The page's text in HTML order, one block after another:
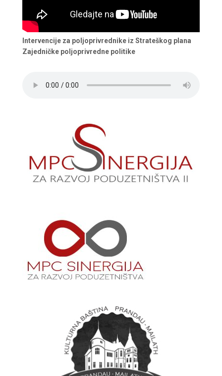
Intervencije za poljoprivrednike iz Strateškog plana
Zajedničke poljoprivredne politike